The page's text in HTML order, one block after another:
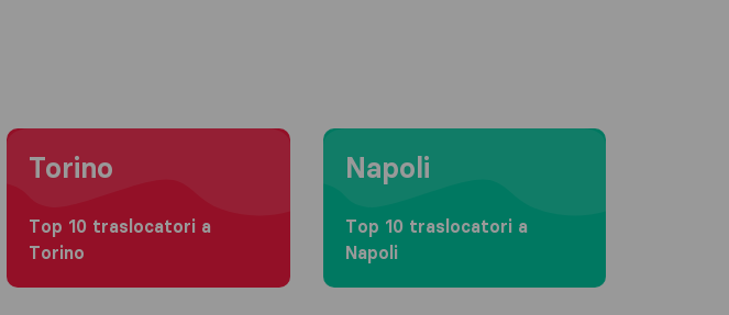
Moving to Torino
Torino
Top 10 traslocatori a
Torino
Moving to Napoli
Napoli
Top 10 traslocatori a
Napoli